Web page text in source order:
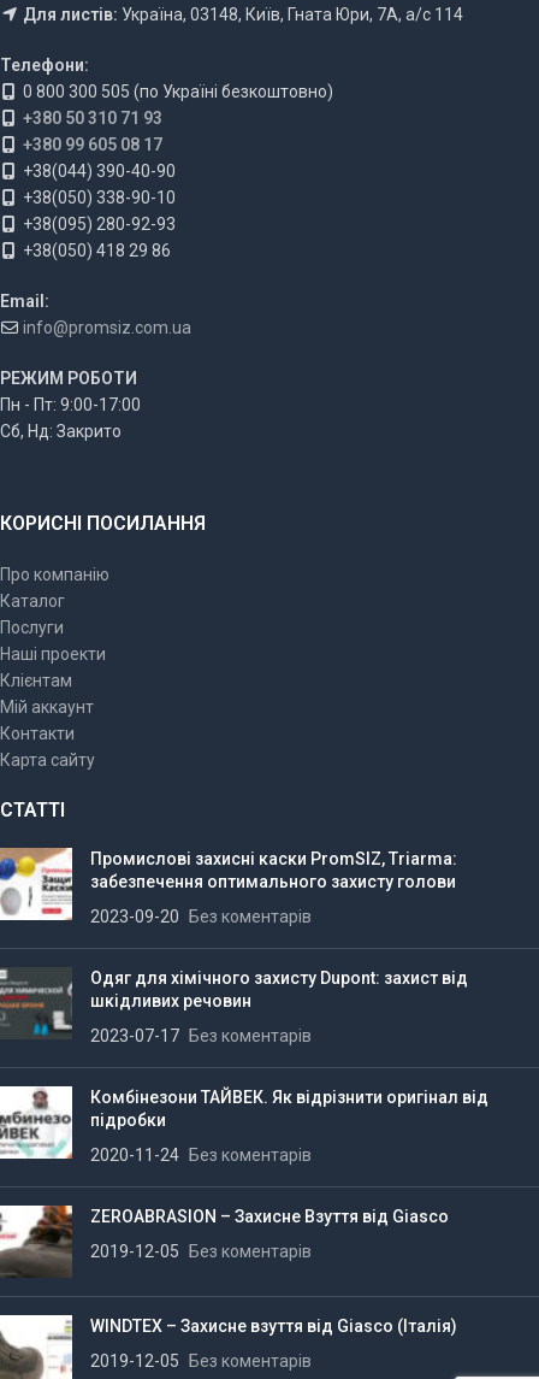
Для листів: Україна, 03148, Київ, Гната Юри, 7А, а/с 114
Телефони:
0 800 300 505 (по Україні безкоштовно)
+380 50 310 71 93
+380 99 605 08 17
+38(044) 390-40-90
+38(050) 338-90-10
+38(095) 280-92-93
+38(050) 418 29 86
Email:
info@promsiz.com.ua
РЕЖИМ РОБОТИ
Пн - Пт: 9:00-17:00
Сб, Нд: Закрито
КОРИСНІ ПОСИЛАННЯ
Про компанію
Каталог
Послуги
Наші проекти
Клієнтам
Мій аккаунт
Контакти
Карта сайту
СТАТТІ
Промислові захисні каски PromSIZ, Triarma:
забезпечення оптимального захисту голови
2023-09-20
Без коментарів
Одяг для хімічного захисту Dupont: захист від
шкідливих речовин
2023-07-17
Без коментарів
Комбінезони ТАЙВЕК. Як відрізнити оригінал від
підробки
2020-11-24
Без коментарів
ZEROABRASION – Захисне Взуття від Giasco
2019-12-05
Без коментарів
WINDTEX – Захисне взуття від Giasco (Італія)
2019-12-05
Без коментарів